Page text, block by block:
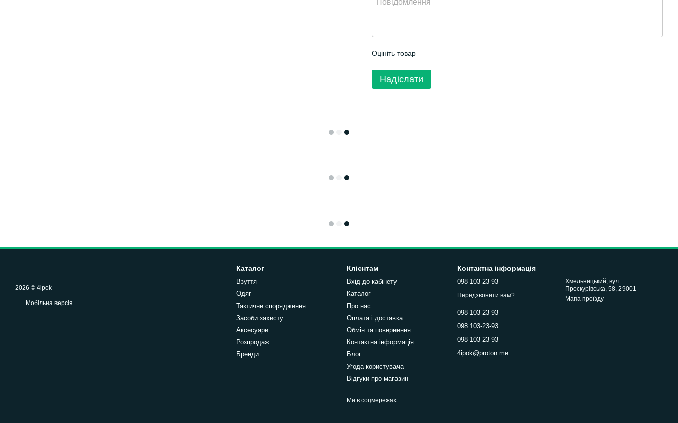
Оцініть товар
Надіслати
2026 © 4ipok
Мобільна версія
Каталог
Взуття
Одяг
Тактичне спорядження
Засоби захисту
Аксесуари
Розпродаж
Бренди
Клієнтам
Вхід до кабінету
Каталог
Про нас
Оплата і доставка
Обмін та повернення
Контактна інформація
Блог
Угода користувача
Відгуки про магазин
Ми в соцмережах
Контактна інформація
098 103-23-93
Передзвонити вам?
098 103-23-93
098 103-23-93
098 103-23-93
4ipok@proton.me
Хмельницький, вул.
Проскурівська, 58, 29001
Мапа проїзду